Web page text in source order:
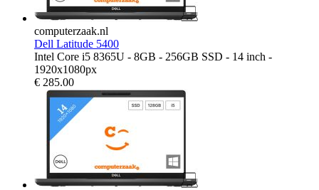
computerzaak.nl
Dell Latitude 5400
Intel Core i5 8365U - 8GB - 256GB SSD - 14 inch -
1920x1080px
€ 285.00